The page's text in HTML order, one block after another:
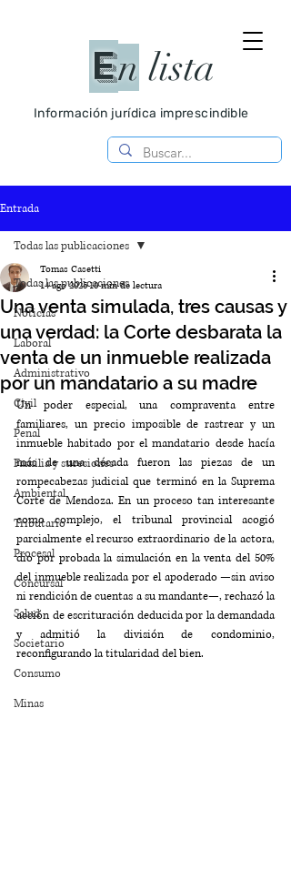
En lista
Información jurídica imprescindible
Entrada
Todas las publicaciones
Noticias
Laboral
Administrativo
Civil
Penal
Familia y sucesiones
Ambiental
Tributario
Procesal
Concursal
Salud
Societario
Consumo
Minas
Todas las publicaciones
Una venta simulada, tres causas y
una verdad: la Corte desbarata la
venta de un inmueble realizada
por un mandatario a su madre
Tomas Casetti
14 ago 202510 min de lectura
Un poder especial, una compraventa entre
familiares, un precio imposible de rastrear y un
inmueble habitado por el mandatario desde hacía
más de una década fueron las piezas de un
rompecabezas judicial que terminó en la Suprema
Corte de Mendoza. En un proceso tan interesante
como complejo, el tribunal provincial acogió
parcialmente el recurso extraordinario de la actora,
dio por probada la simulación en la venta del 50%
del inmueble realizada por el apoderado —sin aviso
ni rendición de cuentas a su mandante—, rechazó la
acción de escrituración deducida por la demandada
y admitió la división de condominio,
reconfigurando la titularidad del bien.